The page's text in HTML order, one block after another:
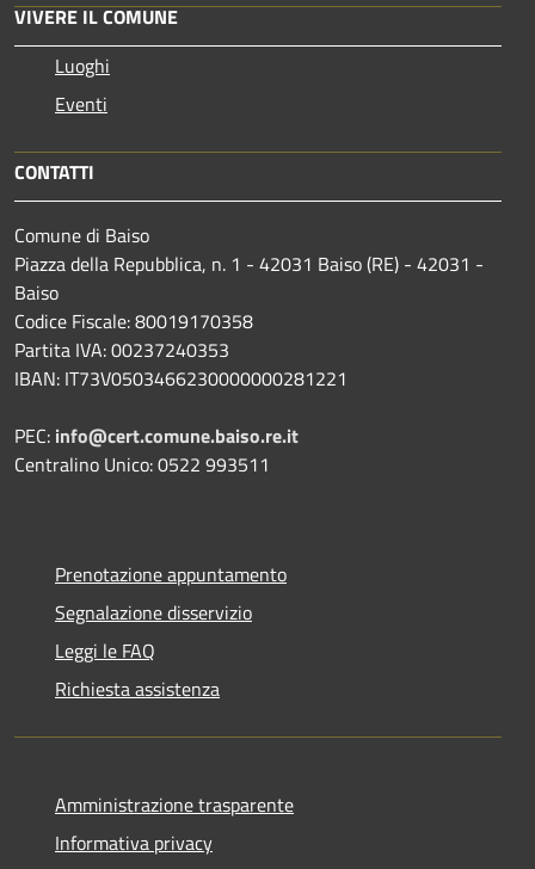
VIVERE IL COMUNE
Luoghi
Eventi
CONTATTI
Comune di Baiso
Piazza della Repubblica, n. 1 - 42031 Baiso (RE) - 42031 -
Baiso
Codice Fiscale: 80019170358
Partita IVA: 00237240353
IBAN: IT73V0503466230000000281221
PEC: info@cert.comune.baiso.re.it
Centralino Unico: 0522 993511
Prenotazione appuntamento
Segnalazione disservizio
Leggi le FAQ
Richiesta assistenza
Amministrazione trasparente
Informativa privacy